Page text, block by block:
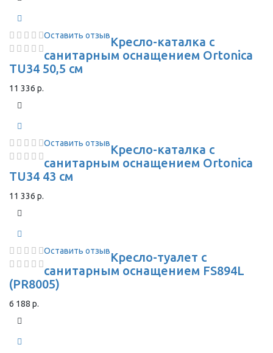
Оставить отзывКресло-каталка с
санитарным оснащением Ortonica
TU34 50,5 см
11 336 р.
Оставить отзывКресло-каталка с
санитарным оснащением Ortonica
TU34 43 см
11 336 р.
Оставить отзывКресло-туалет с
санитарным оснащением FS894L
(PR8005)
6 188 р.